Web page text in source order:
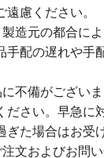
慮ください。
造元の都合に
手配の遅れや手
不備がござい
ださい。早急に
ぎた場合はお受
文およびお問